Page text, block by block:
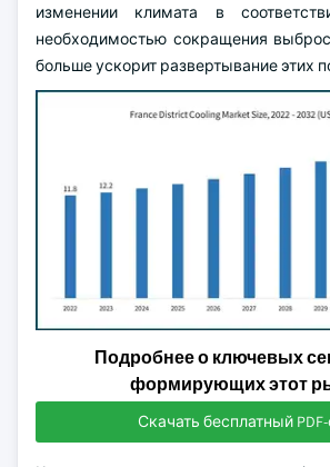
изменении климата в
необходимостью сокращения
больше ускорит развертывание этих
Подробнее о ключевых
формирующих этот
Скачать бесплатный